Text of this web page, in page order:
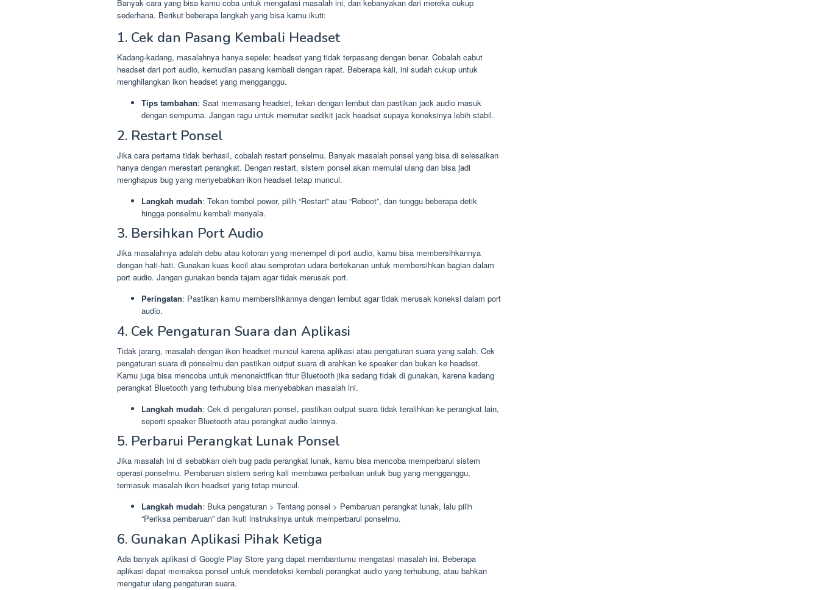
Banyak cara yang bisa kamu coba untuk mengatasi masalah ini, dan kebanyakan dari mereka cukup
sederhana. Berikut beberapa langkah yang bisa kamu ikuti:
1. Cek dan Pasang Kembali Headset
Kadang-kadang, masalahnya hanya sepele: headset yang tidak terpasang dengan benar. Cobalah cabut
headset dari port audio, kemudian pasang kembali dengan rapat. Beberapa kali, ini sudah cukup untuk
menghilangkan ikon headset yang mengganggu.
Tips tambahan: Saat memasang headset, tekan dengan lembut dan pastikan jack audio masuk
dengan sempurna. Jangan ragu untuk memutar sedikit jack headset supaya koneksinya lebih stabil.
2. Restart Ponsel
Jika cara pertama tidak berhasil, cobalah restart ponselmu. Banyak masalah ponsel yang bisa di selesaikan
hanya dengan merestart perangkat. Dengan restart, sistem ponsel akan memulai ulang dan bisa jadi
menghapus bug yang menyebabkan ikon headset tetap muncul.
Langkah mudah: Tekan tombol power, pilih “Restart” atau “Reboot”, dan tunggu beberapa detik
hingga ponselmu kembali menyala.
3. Bersihkan Port Audio
Jika masalahnya adalah debu atau kotoran yang menempel di port audio, kamu bisa membersihkannya
dengan hati-hati. Gunakan kuas kecil atau semprotan udara bertekanan untuk membersihkan bagian dalam
port audio. Jangan gunakan benda tajam agar tidak merusak port.
Peringatan: Pastikan kamu membersihkannya dengan lembut agar tidak merusak koneksi dalam port
audio.
4. Cek Pengaturan Suara dan Aplikasi
Tidak jarang, masalah dengan ikon headset muncul karena aplikasi atau pengaturan suara yang salah. Cek
pengaturan suara di ponselmu dan pastikan output suara di arahkan ke speaker dan bukan ke headset.
Kamu juga bisa mencoba untuk menonaktifkan fitur Bluetooth jika sedang tidak di gunakan, karena kadang
perangkat Bluetooth yang terhubung bisa menyebabkan masalah ini.
Langkah mudah: Cek di pengaturan ponsel, pastikan output suara tidak teralihkan ke perangkat lain,
seperti speaker Bluetooth atau perangkat audio lainnya.
5. Perbarui Perangkat Lunak Ponsel
Jika masalah ini di sebabkan oleh bug pada perangkat lunak, kamu bisa mencoba memperbarui sistem
operasi ponselmu. Pembaruan sistem sering kali membawa perbaikan untuk bug yang mengganggu,
termasuk masalah ikon headset yang tetap muncul.
Langkah mudah: Buka pengaturan > Tentang ponsel > Pembaruan perangkat lunak, lalu pilih
“Periksa pembaruan” dan ikuti instruksinya untuk memperbarui ponselmu.
6. Gunakan Aplikasi Pihak Ketiga
Ada banyak aplikasi di Google Play Store yang dapat membantumu mengatasi masalah ini. Beberapa
aplikasi dapat memaksa ponsel untuk mendeteksi kembali perangkat audio yang terhubung, atau bahkan
mengatur ulang pengaturan suara.